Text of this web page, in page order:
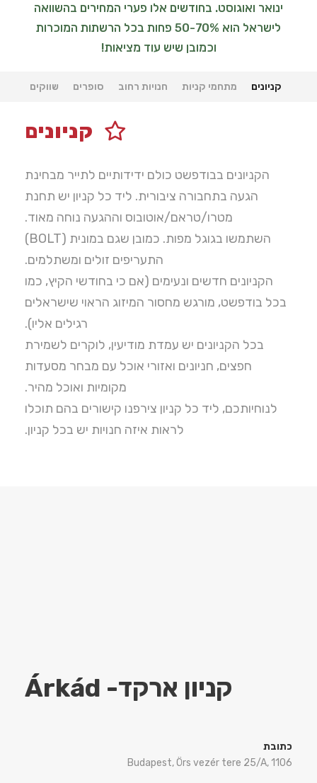
ינואר ואוגוסט. בחודשים אלו פערי המחירים בהשוואה
לישראל הוא 50-70% פחות בכל הרשתות המוכרות
וכמובן שיש עוד מציאות!
קניונים מתחמי קניות חנויות רחוב סופרים שווקים
קניונים
הקניונים בבודפשט כולם ידידותיים לתייר מבחינת
הגעה בתחבורה ציבורית. ליד כל קניון יש תחנת
מטרו/טראם/אוטובוס וההגעה נוחה מאוד.
השתמשו בגוגל מפות. כמובן שגם במונית (BOLT)
התעריפים זולים ומשתלמים.
הקניונים חדשים ונעימים (אם כי בחודשי הקיץ, כמו
בכל בודפשט, מורגש מחסור המיזוג הראוי שישראלים
רגילים אליו).
בכל הקניונים יש עמדת מודיעין, לוקרים לשמירת
חפצים, חניונים ואזורי אוכל עם מבחר מסעדות
מקומיות ואוכל מהיר.
לנוחיותכם, ליד כל קניון צירפנו קישורים בהם תוכלו
לראות איזה חנויות יש בכל קניון.
קניון ארקד- Árkád
כתובת
Budapest, Örs vezér tere 25/A, 1106